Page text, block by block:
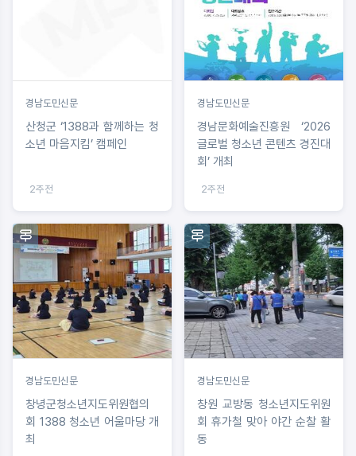
경남도민신문
산청군 ‘1388과 함께하는 청
소년 마음지킴’ 캠페인
2주전
경남도민신문
경남문화예술진흥원 ‘2026
글로벌 청소년 콘텐츠 경진대
회’ 개최
2주전
경남도민신문
창녕군청소년지도위원협의
회 1388 청소년 어울마당 개
최
경남도민신문
창원 교방동 청소년지도위원
회 휴가철 맞아 야간 순찰 활
동